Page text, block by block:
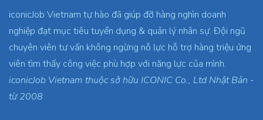
iconicJob Vietnam tự hào đã giúp đỡ hàng nghìn doanh
nghiệp đạt mục tiêu tuyển dụng & quản lý nhân sự. Đội ngũ
chuyên viên tư vấn không ngừng nỗ lực hỗ trợ hàng triệu ứng
viên tìm thấy công việc phù hợp với năng lực của mình.
iconicJob Vietnam thuộc sở hữu ICONIC Co., Ltd Nhật Bản -
từ 2008